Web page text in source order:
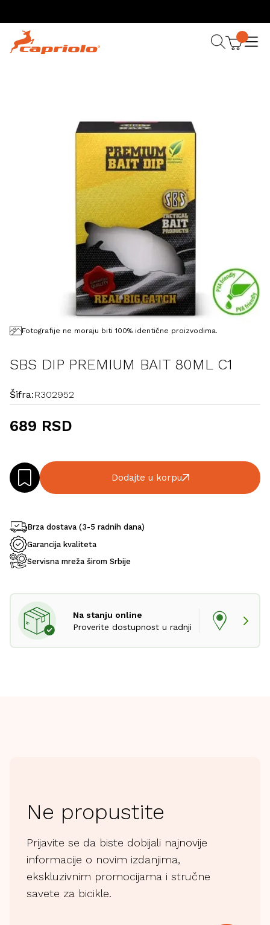
Fotografije ne moraju biti 100% identične proizvodima.
SBS DIP PREMIUM BAIT 80ML C1
Šifra:R302952
689 RSD
Dodajte u korpu
Brza dostava (3-5 radnih dana)
Garancija kvaliteta
Servisna mreža širom Srbije
Na stanju online
Proverite dostupnost u radnji
Ne propustite
Prijavite se da biste dobijali najnovije
informacije o novim izdanjima,
ekskluzivnim promocijama i stručne
savete za bicikle.